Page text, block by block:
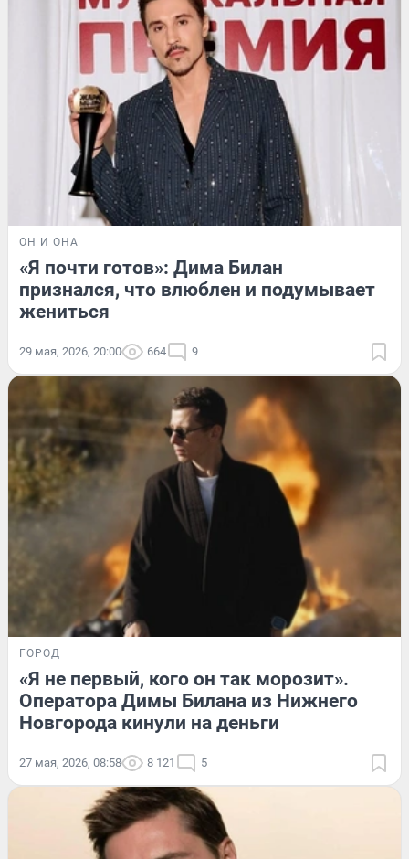
ОН И ОНА
«Я почти готов»: Дима Билан
признался, что влюблен и подумывает
жениться
29 мая, 2026, 20:00 664 9
ГОРОД
«Я не первый, кого он так морозит».
Оператора Димы Билана из Нижнего
Новгорода кинули на деньги
27 мая, 2026, 08:58 8 121 5